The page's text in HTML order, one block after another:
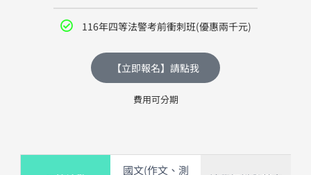
116年四等法警考前衝刺班(優惠兩千元)
【立即報名】請點我
費用可分期
國文(作文、測